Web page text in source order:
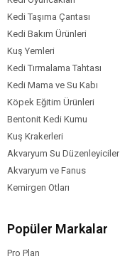
Kedi Taşıma Çantası
Kedi Bakım Ürünleri
Kuş Yemleri
Kedi Tırmalama Tahtası
Kedi Mama ve Su Kabı
Köpek Eğitim Ürünleri
Bentonit Kedi Kumu
Kuş Krakerleri
Akvaryum Su Düzenleyiciler
Akvaryum ve Fanus
Kemirgen Otları
Popüler Markalar
Pro Plan